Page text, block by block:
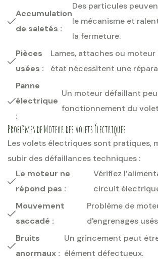
Accumulation
de saletés :
Des particules
le mécanisme et
la fermeture.
Pièces
usées :
Lames, attaches ou moteur
état nécessitent une
Panne
électrique
:
Un moteur défaillant
fonctionnement du
Problèmes de Moteur des Volets Électriques
Les volets électriques sont pratiques,
subir des défaillances techniques :
Le moteur ne
répond pas :
Vérifiez
circuit
Mouvement
saccadé :
Problème de
d'engrenages
Bruits
anormaux :
Un grincement peut
élément défectueux.